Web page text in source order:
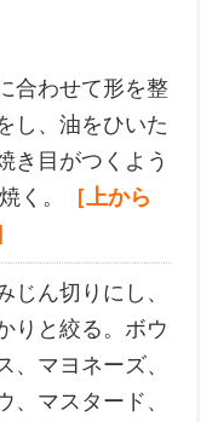
合わせて形を整
し、油をひいた
き目がつくよう
く。
［上から
じん切りにし、
りと絞る。ボウ
、マヨネーズ、
、マスタード、